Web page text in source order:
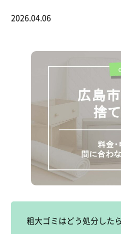
2026.04.06
粗大ゴミはどう処分した